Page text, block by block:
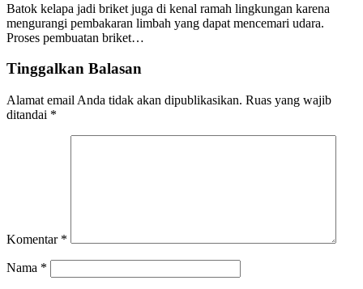
Batok kelapa jadi briket juga di kenal ramah lingkungan karena
mengurangi pembakaran limbah yang dapat mencemari udara.
Proses pembuatan briket…
Tinggalkan Balasan
Alamat email Anda tidak akan dipublikasikan. Ruas yang wajib
ditandai *
Komentar *
Nama *